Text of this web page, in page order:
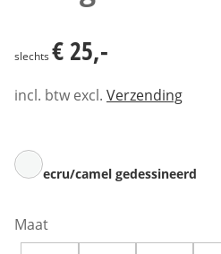
slechts € 25,-
incl. btw excl. Verzending
ecru/camel gedessineerd
Maat